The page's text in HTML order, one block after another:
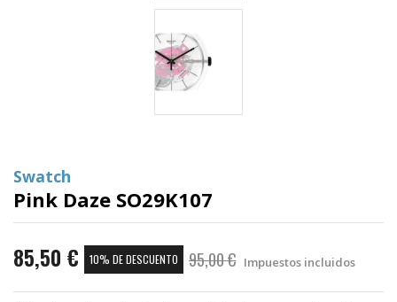
Swatch
Pink Daze SO29K107
85,50 € 10% DE DESCUENTO 95,00 € Impuestos incluidos